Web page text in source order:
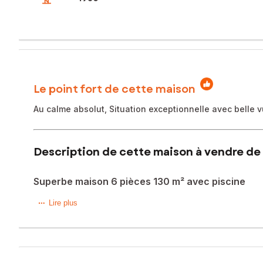
Le point fort de cette maison
Au calme absolut, Situation exceptionnelle avec belle
Description de cette maison à vendre de
Superbe maison 6 pièces 130 m² avec piscine
Marseille 13011 - Située en position dominante à la
découvrir cette belle demeure en parfait état ayant
chambres dont trois avec placard et un dressing. Enfin,
Lire plus